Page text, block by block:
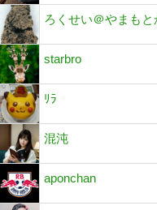
ろくせい＠やまもと
starbro
ﾘﾗ
混沌
aponchan